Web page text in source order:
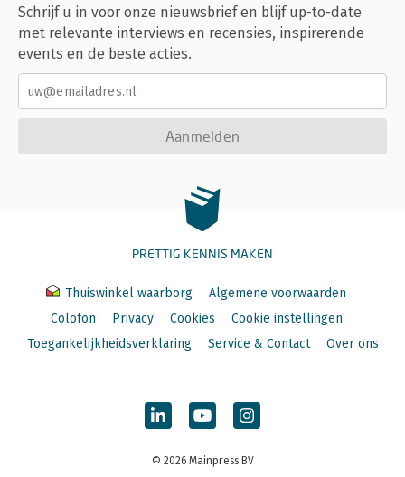
Schrijf u in voor onze nieuwsbrief en blijf up-to-date
met relevante interviews en recensies, inspirerende
events en de beste acties.
Aanmelden
PRETTIG KENNIS MAKEN
Thuiswinkel waarborg
Algemene voorwaarden
Colofon
Privacy Cookies
Cookie instellingen
Toegankelijkheidsverklaring
Service & Contact Over ons
© 2026 Mainpress BV